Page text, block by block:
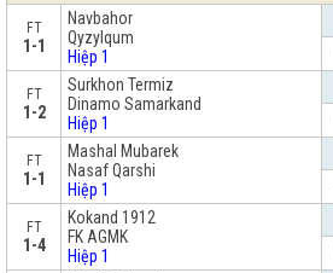
FT
1-1
Navbahor
Qyzylqum
Hiệp 1
FT
1-2
Surkhon Termiz
Dinamo Samarkand
Hiệp 1
FT
1-1
Mashal Mubarek
Nasaf Qarshi
Hiệp 1
FT
1-4
Kokand 1912
FK AGMK
Hiệp 1